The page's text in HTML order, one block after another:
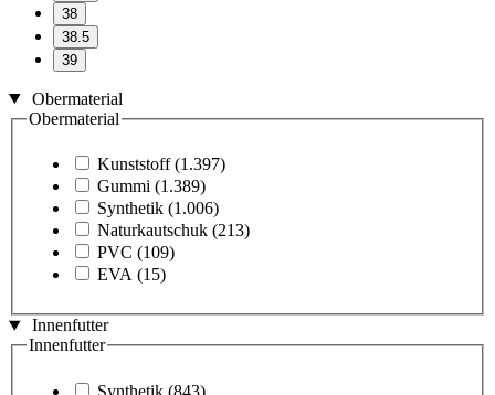
38
38.5
39
Obermaterial
Obermaterial
Kunststoff (1.397)
Gummi (1.389)
Synthetik (1.006)
Naturkautschuk (213)
PVC (109)
EVA (15)
Innenfutter
Innenfutter
Synthetik (843)